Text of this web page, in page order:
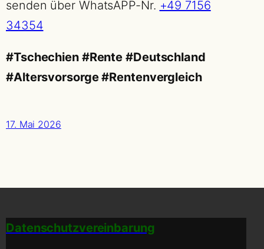
senden über WhatsAPP-Nr. +49 7156
34354
#Tschechien #Rente #Deutschland
#Altersvorsorge #Rentenvergleich
17. Mai 2026
Datenschutzvereinbarung